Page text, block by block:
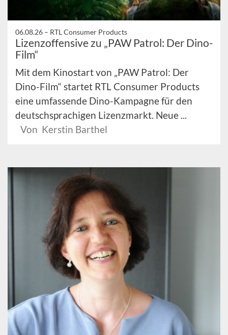
06.08.26 – RTL Consumer Products
Lizenzoffensive zu „PAW Patrol: Der Dino-
Film“
Mit dem Kinostart von „PAW Patrol: Der
Dino-Film“ startet RTL Consumer Products
eine umfassende Dino-Kampagne für den
deutschsprachigen Lizenzmarkt. Neue ...
Von Kerstin Barthel